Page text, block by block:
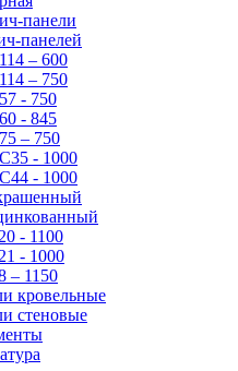
панели
панелей
– 600
– 750
- 750
- 845
– 750
- 1000
- 1000
- 1100
- 1000
– 1150
кровельные
стеновые